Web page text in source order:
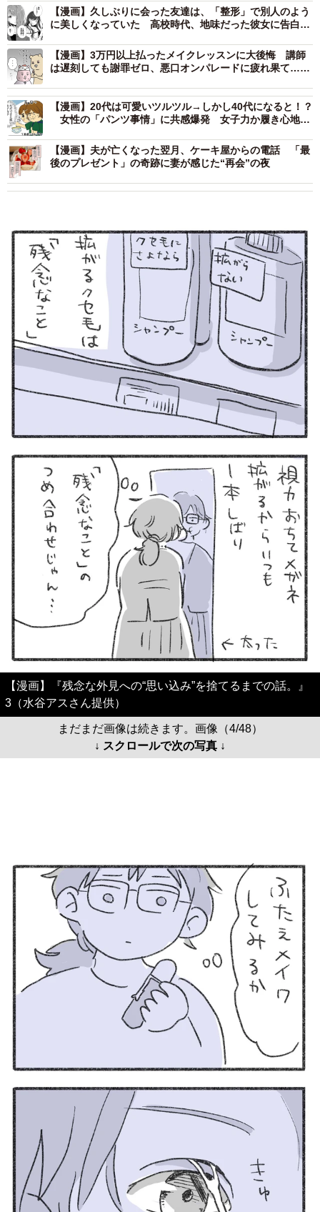
【漫画】久しぶりに会った友達は、「整形」で別人のよう
に美しくなっていた 高校時代、地味だった彼女に告白さ
【漫画】3万円以上払ったメイクレッスンに大後悔 講師
は遅刻しても謝罪ゼロ、悪口オンパレードに疲れ果て…帰
【漫画】20代は可愛いツルツル→しかし40代になると！？
女性の「パンツ事情」に共感爆発 女子力か履き心地
【漫画】夫が亡くなった翌月、ケーキ屋からの電話 「最
後のプレゼント」の奇跡に妻が感じた“再会”の夜
【漫画】『残念な外見への“思い込み”を捨てるまでの話。』
3（水谷アスさん提供）
まだまだ画像は続きます。画像（4/48）
↓ スクロールで次の写真 ↓